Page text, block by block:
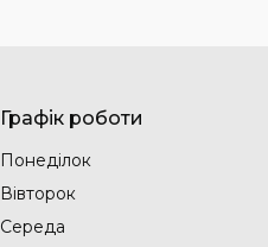
Графік роботи
Понеділок
Вівторок
Середа